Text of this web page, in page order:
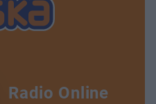
Radio Online